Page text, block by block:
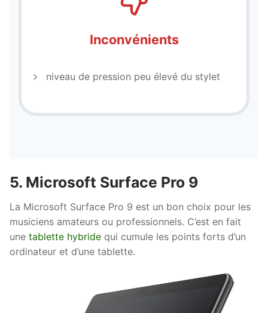
Inconvénients
niveau de pression peu élevé du stylet
5. Microsoft Surface Pro 9
La Microsoft Surface Pro 9 est un bon choix pour les
musiciens amateurs ou professionnels. C’est en fait
une tablette hybride qui cumule les points forts d’un
ordinateur et d’une tablette.